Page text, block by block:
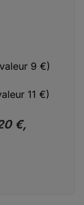
9 €)
11 €)
€,